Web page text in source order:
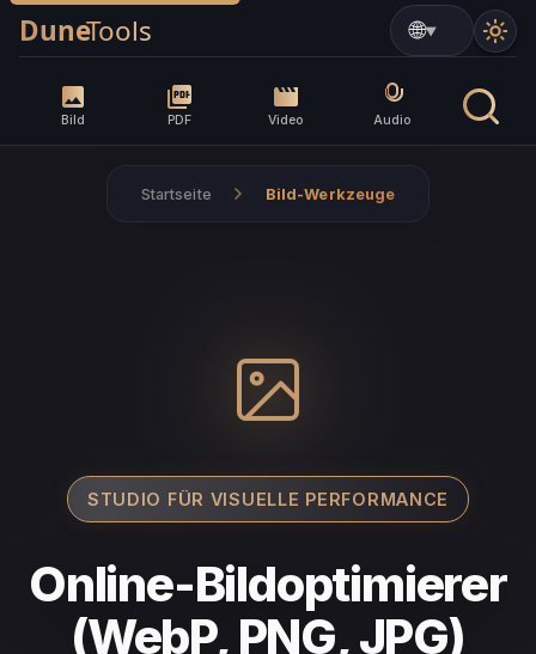
Bild PDF Video Audio
▼
Startseite Bild-Werkzeuge
STUDIO FÜR VISUELLE PERFORMANCE
Online-Bildoptimierer
(WebP, PNG, JPG)